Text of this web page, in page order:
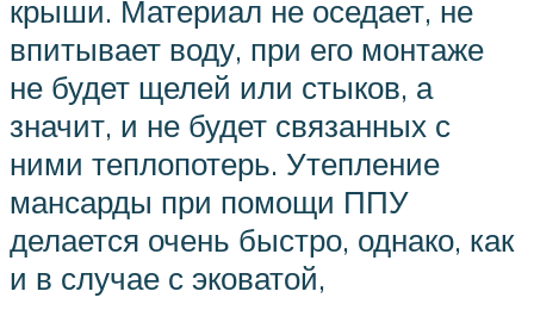
крыши. Материал не оседает, не
впитывает воду, при его монтаже
не будет щелей или стыков, а
значит, и не будет связанных с
ними теплопотерь. Утепление
мансарды при помощи ППУ
делается очень быстро, однако, как
и в случае с эковатой,